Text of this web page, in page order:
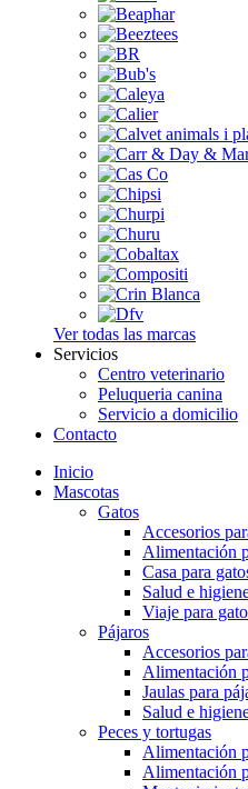
Ver todas las marcas
Servicios
Centro veterinario
Peluqueria canina
Servicio a domicilio
Contacto
Inicio
Mascotas
Gatos
Accesorios
Alimentación
Casa para
Salud e
Viaje para
Pájaros
Accesorios
Alimentación
Jaulas para
Salud e
Peces y tortugas
Alimentación
Alimentación